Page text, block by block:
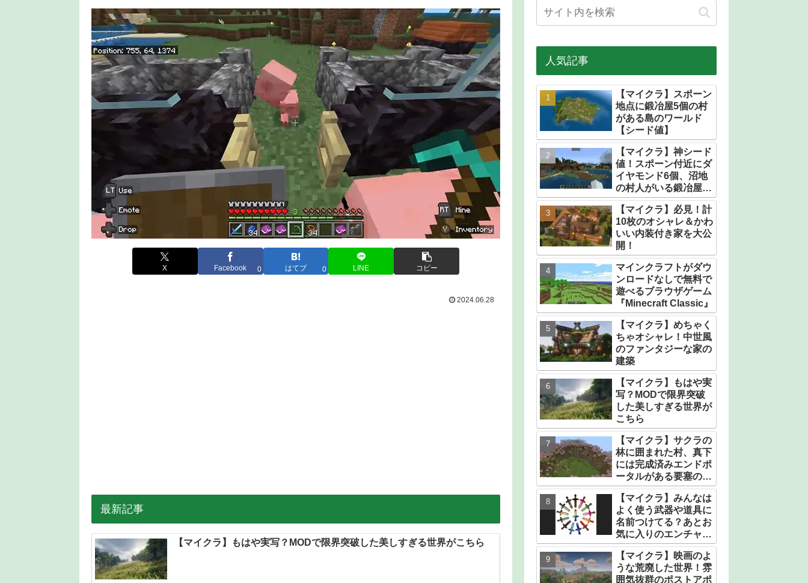
X Facebook 0 はてブ 0 LINE コピー
2024.06.28
最新記事
【マイクラ】もはや実写？MODで限界突破した美しすぎる世界がこちら
人気記事
【マイクラ】スポーン
地点に鍛冶屋5個の村
がある島のワールド
【シード値】
【マイクラ】神シード
値！スポーン付近にダ
イヤモンド6個、沼地
の村人がいる鍛冶屋だ
らけの村【統合版】
【マイクラ】必見！計
10枚のオシャレ＆かわ
いい内装付き家を大公
開！
マインクラフトがダウ
ンロードなしで無料で
遊べるブラウザゲーム
『Minecraft Classic』
【マイクラ】めちゃく
ちゃオシャレ！中世風
のファンタジーな家の
建築
【マイクラ】もはや実
写？MODで限界突破
した美しすぎる世界が
こちら
【マイクラ】サクラの
林に囲まれた村、真下
には完成済みエンドポ
ータルがある要塞のシ
ード値【統合版】
【マイクラ】みんなは
よく使う武器や道具に
名前つけてる？あとお
気に入りのエンチャン
トある？
【マイクラ】映画のよ
うな荒廃した世界！雰
囲気抜群のポストアポ